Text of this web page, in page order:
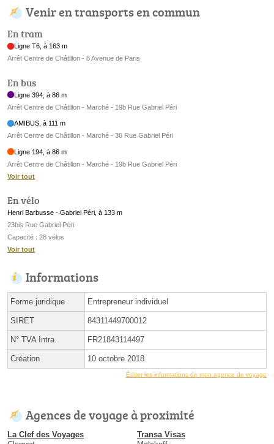
Venir en transports en commun
En tram
Ligne T6, à 163 m
Arrêt Centre de Châtillon - 8 Avenue de Paris
En bus
Ligne 394, à 86 m
Arrêt Centre de Châtillon - Marché - 19b Rue Gabriel Péri
AMIBUS, à 111 m
Arrêt Centre de Châtillon - Marché - 36 Rue Gabriel Péri
Ligne 194, à 86 m
Arrêt Centre de Châtillon - Marché - 19b Rue Gabriel Péri
Voir tout
En vélo
Henri Barbusse - Gabriel Péri, à 133 m
23bis Rue Gabriel Péri
Capacité : 28 vélos
Voir tout
Informations
Forme juridique Entrepreneur individuel
SIRET 84311449700012
N° TVA Intra. FR21843114497
Création 10 octobre 2018
Éditer les informations de mon agence de voyage
Agences de voyage à proximité
La Clef des Voyages
Transa Visas